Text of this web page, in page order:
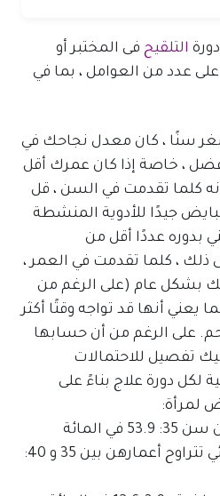
التلقيح فى المختبر أو
على عدد من العوامل ، بما في
سنًا ، كان معدل نجاحك في
، خاصة إذا كان عمرك أقل
لأنه كلما تقدمت في السن ، قل
جيدًا للأدوية المنشطة
بدوره عددًا أقل من
ذلك ، كلما تقدمت في العمر ،
بشكل عام (على الرغم من
يعني أنها قد تواجه وقتًا أكثر
على الرغم من أن حسابها
تفصيل للاحتمالات
لكل دورة علاج بناءً على
لمرأة:
المائة
بالنسبة للنساء اللائي تتراوح أعمارهن بين 35 و 40: